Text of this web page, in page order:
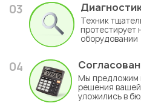
03
Техник
протестирует
оборудовании
04
Мы предложим
решения
уложились в